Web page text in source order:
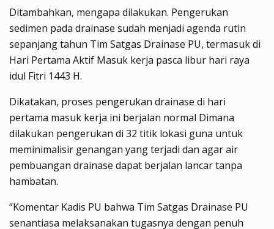
Ditambahkan, mengapa dilakukan. Pengerukan
sedimen pada drainase sudah menjadi agenda rutin
sepanjang tahun Tim Satgas Drainase PU, termasuk di
Hari Pertama Aktif Masuk kerja pasca libur hari raya
idul Fitri 1443 H.
Dikatakan, proses pengerukan drainase di hari
pertama masuk kerja ini berjalan normal Dimana
dilakukan pengerukan di 32 titik lokasi guna untuk
meminimalisir genangan yang terjadi dan agar air
pembuangan drainase dapat berjalan lancar tanpa
hambatan.
“Komentar Kadis PU bahwa Tim Satgas Drainase PU
senantiasa melaksanakan tugasnya dengan penuh